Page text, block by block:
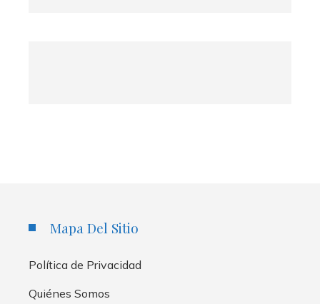
Mapa Del Sitio
Política de Privacidad
Quiénes Somos